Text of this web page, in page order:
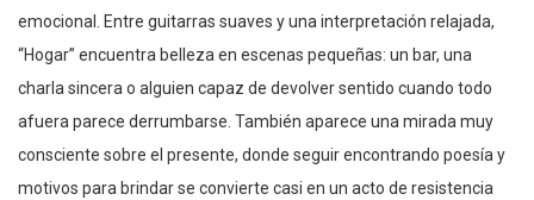
emocional. Entre guitarras suaves y una interpretación relajada,
“Hogar” encuentra belleza en escenas pequeñas: un bar, una
charla sincera o alguien capaz de devolver sentido cuando todo
afuera parece derrumbarse. También aparece una mirada muy
consciente sobre el presente, donde seguir encontrando poesía y
motivos para brindar se convierte casi en un acto de resistencia